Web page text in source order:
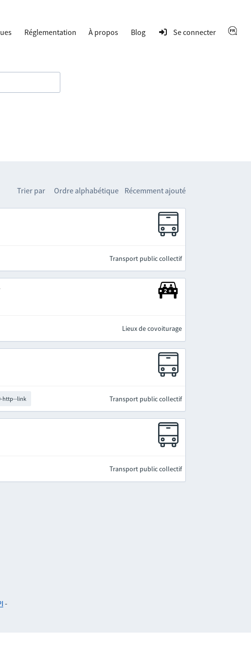
Réglementation À propos Blog Se connecter
Trier par Ordre alphabétique Récemment ajouté
Transport public collectif
Lieux de covoiturage
http--link Transport public collectif
Transport public collectif
-